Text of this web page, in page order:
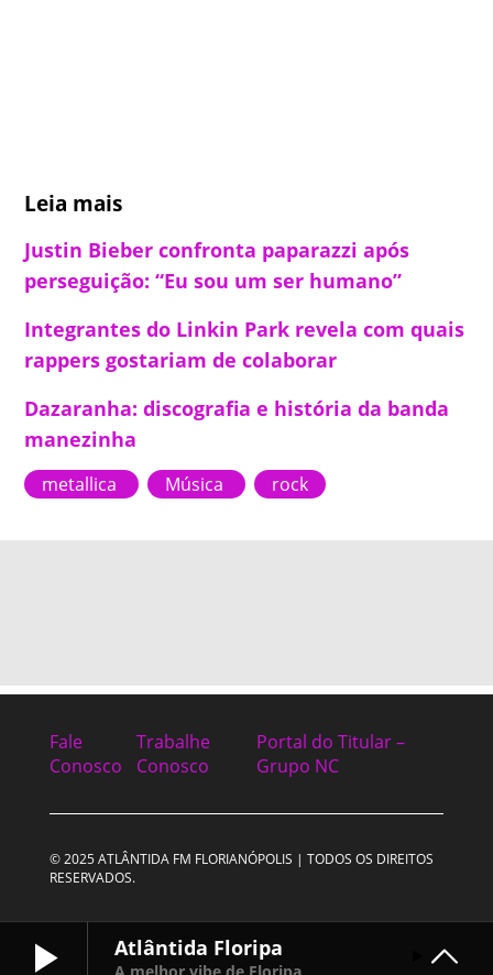
Leia mais
Justin Bieber confronta paparazzi após
perseguição: “Eu sou um ser humano”
Integrantes do Linkin Park revela com quais
rappers gostariam de colaborar
Dazaranha: discografia e história da banda
manezinha
metallica Música rock
Atlântida Floripa
A melhor vibe de Floripa
Fale
Conosco
Trabalhe
Conosco
Portal do Titular –
Grupo NC
© 2025 ATLÂNTIDA FM FLORIANÓPOLIS | TODOS OS DIREITOS
RESERVADOS.